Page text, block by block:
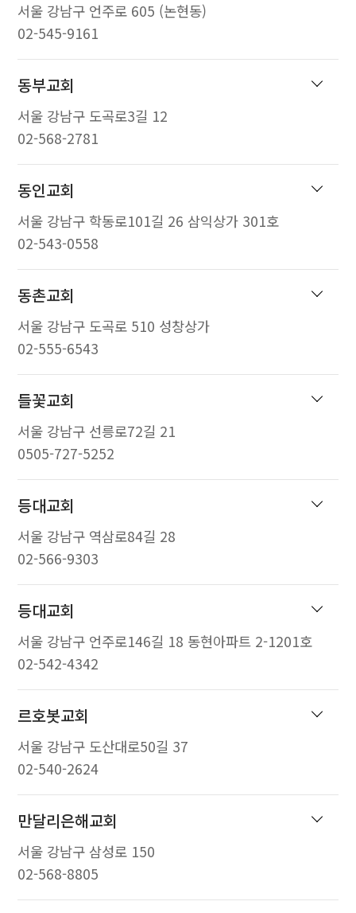
서울 강남구 언주로 605 (논현동)
02-545-9161
동부교회
서울 강남구 도곡로3길 12
02-568-2781
동인교회
서울 강남구 학동로101길 26 삼익상가 301호
02-543-0558
동촌교회
서울 강남구 도곡로 510 성창상가
02-555-6543
들꽃교회
서울 강남구 선릉로72길 21
0505-727-5252
등대교회
서울 강남구 역삼로84길 28
02-566-9303
등대교회
서울 강남구 언주로146길 18 동현아파트 2-1201호
02-542-4342
르호봇교회
서울 강남구 도산대로50길 37
02-540-2624
만달리은해교회
서울 강남구 삼성로 150
02-568-8805